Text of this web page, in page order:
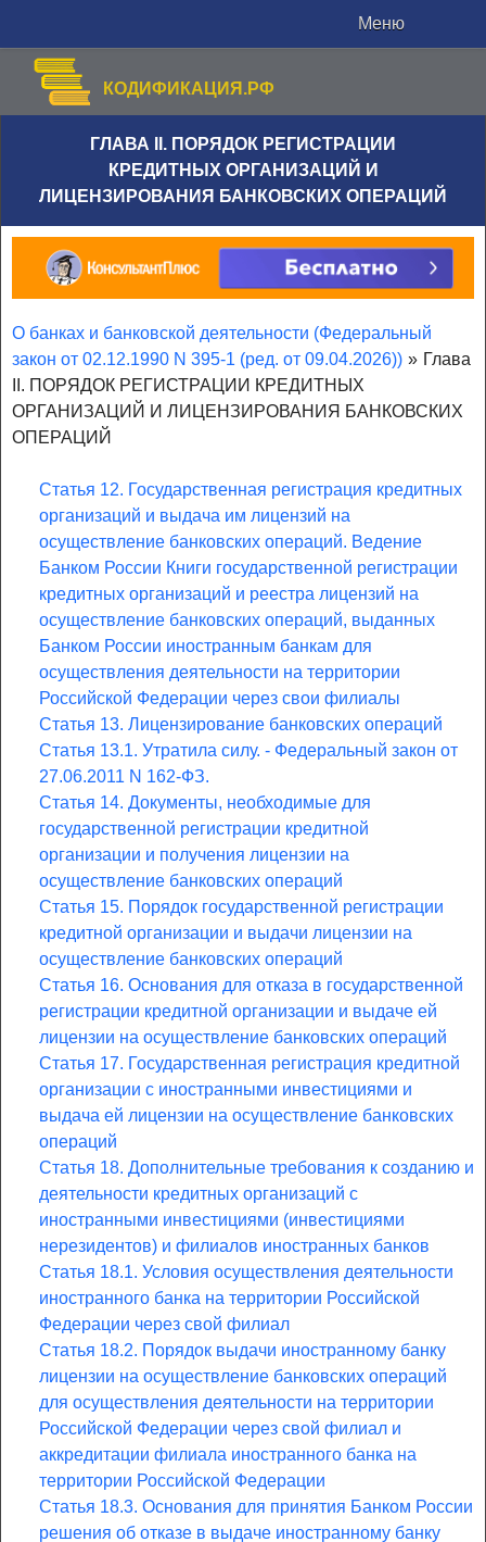
Меню
КОДИФИКАЦИЯ.РФ
ГЛАВА II. ПОРЯДОК РЕГИСТРАЦИИ
КРЕДИТНЫХ ОРГАНИЗАЦИЙ И
ЛИЦЕНЗИРОВАНИЯ БАНКОВСКИХ ОПЕРАЦИЙ
О банках и банковской деятельности (Федеральный
закон от 02.12.1990 N 395-1 (ред. от 09.04.2026)) » Глава
II. ПОРЯДОК РЕГИСТРАЦИИ КРЕДИТНЫХ
ОРГАНИЗАЦИЙ И ЛИЦЕНЗИРОВАНИЯ БАНКОВСКИХ
ОПЕРАЦИЙ
Статья 12. Государственная регистрация кредитных
организаций и выдача им лицензий на
осуществление банковских операций. Ведение
Банком России Книги государственной регистрации
кредитных организаций и реестра лицензий на
осуществление банковских операций, выданных
Банком России иностранным банкам для
осуществления деятельности на территории
Российской Федерации через свои филиалы
Статья 13. Лицензирование банковских операций
Статья 13.1. Утратила силу. - Федеральный закон от
27.06.2011 N 162-ФЗ.
Статья 14. Документы, необходимые для
государственной регистрации кредитной
организации и получения лицензии на
осуществление банковских операций
Статья 15. Порядок государственной регистрации
кредитной организации и выдачи лицензии на
осуществление банковских операций
Статья 16. Основания для отказа в государственной
регистрации кредитной организации и выдаче ей
лицензии на осуществление банковских операций
Статья 17. Государственная регистрация кредитной
организации с иностранными инвестициями и
выдача ей лицензии на осуществление банковских
операций
Статья 18. Дополнительные требования к созданию и
деятельности кредитных организаций с
иностранными инвестициями (инвестициями
нерезидентов) и филиалов иностранных банков
Статья 18.1. Условия осуществления деятельности
иностранного банка на территории Российской
Федерации через свой филиал
Статья 18.2. Порядок выдачи иностранному банку
лицензии на осуществление банковских операций
для осуществления деятельности на территории
Российской Федерации через свой филиал и
аккредитации филиала иностранного банка на
территории Российской Федерации
Статья 18.3. Основания для принятия Банком России
решения об отказе в выдаче иностранному банку